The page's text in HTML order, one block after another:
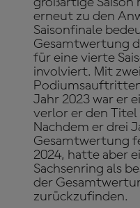
erneut zu den
Saisonfinale
Gesamtwertung
für eine vierte
involviert. Mit
Jahr 2023 war er
verlor er den Titel
Nachdem er drei
Gesamtwertung
2024, hatte aber
Sachsenring als
der
zurückzufinden.